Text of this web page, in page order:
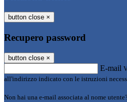
button close ×
Recupero password
button close ×
E-mail
all'indirizzo indicato con le istruzioni
Non hai una e-mail associata al nome